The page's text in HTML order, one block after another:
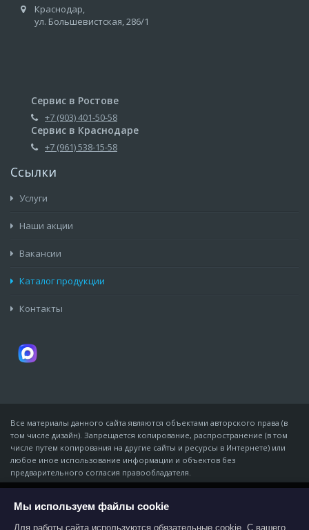
Краснодар,
ул. Большевистская, 286/1
Сервис в Ростове
+7 (903) 401-50-58
Сервис в Краснодаре
+7 (961) 538-15-58
Ссылки
Услуги
Наши акции
Вакансии
Каталог продукции
Контакты
Все материалы данного сайта являются объектами авторского права (в
том числе дизайн). Запрещается копирование, распространение (в том
числе путем копирования на другие сайты и ресурсы в Интернете) или
любое иное использование информации и объектов без
предварительного согласия правообладателя.
© Компания «Мидон», 2007 - 07 августа 2026
ИП Золотарёв Владимир Владимирович · ИНН 611343965168 · ОГРНИП
На этом веб-сайте используются файлы
cookies, которые обеспечивают работу всех
функций для наиболее эффективной
Мы используем файлы cookie
Для работы сайта используются обязательные cookie. С вашего